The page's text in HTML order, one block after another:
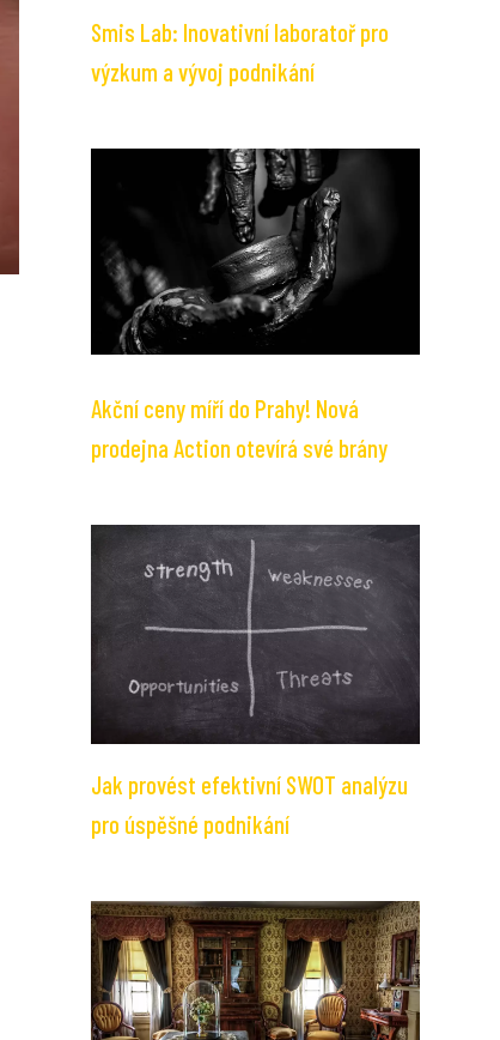
Smis Lab: Inovativní laboratoř pro
výzkum a vývoj podnikání
Akční ceny míří do Prahy! Nová
prodejna Action otevírá své brány
Jak provést efektivní SWOT analýzu
pro úspěšné podnikání